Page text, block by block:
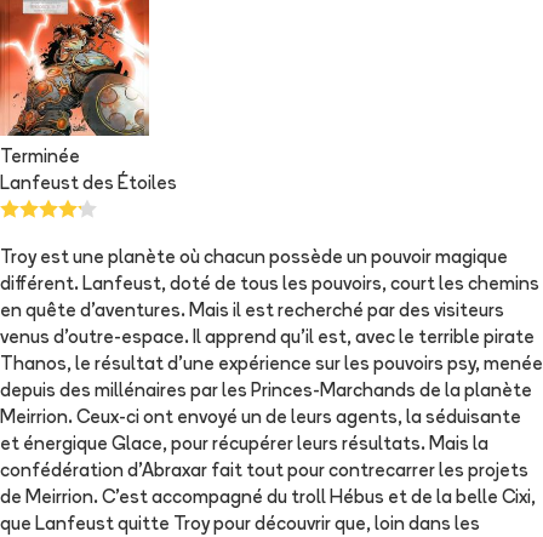
Terminée
Lanfeust des Étoiles
Troy est une planète où chacun possède un pouvoir magique
différent. Lanfeust, doté de tous les pouvoirs, court les chemins
en quête d'aventures. Mais il est recherché par des visiteurs
venus d'outre-espace. Il apprend qu'il est, avec le terrible pirate
Thanos, le résultat d'une expérience sur les pouvoirs psy, menée
depuis des millénaires par les Princes-Marchands de la planète
Meirrion. Ceux-ci ont envoyé un de leurs agents, la séduisante
et énergique Glace, pour récupérer leurs résultats. Mais la
confédération d'Abraxar fait tout pour contrecarrer les projets
de Meirrion. C'est accompagné du troll Hébus et de la belle Cixi,
que Lanfeust quitte Troy pour découvrir que, loin dans les